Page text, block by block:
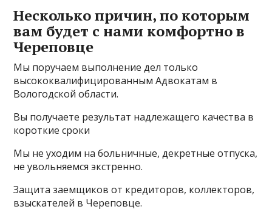
Несколько причин, по которым
вам будет с нами комфортно в
Череповце
Мы поручаем выполнение дел только
высококвалифицированным Адвокатам в
Вологодской области.
Вы получаете результат надлежащего качества в
короткие сроки
Мы не уходим на больничные, декретные отпуска,
не увольняемся экстренно.
Защита заемщиков от кредиторов, коллекторов,
взыскателей в Череповце.